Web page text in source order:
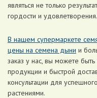
являться не только
гордости и удовлетворения.
В нашем супермаркете
цены на семена дыни и
заказ у нас, вы можете
продукции и быстрой
консультации для
растениями.